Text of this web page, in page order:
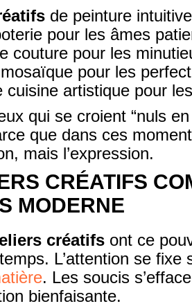
de peinture
pour les âmes
couture pour les
pour les
cuisine artistique pour
qui se croient “nuls
que dans ces
mais l’expression.
CRÉATIFS
MODERNE
créatifs ont ce
L’attention se fixe
. Les soucis
bienfaisante.